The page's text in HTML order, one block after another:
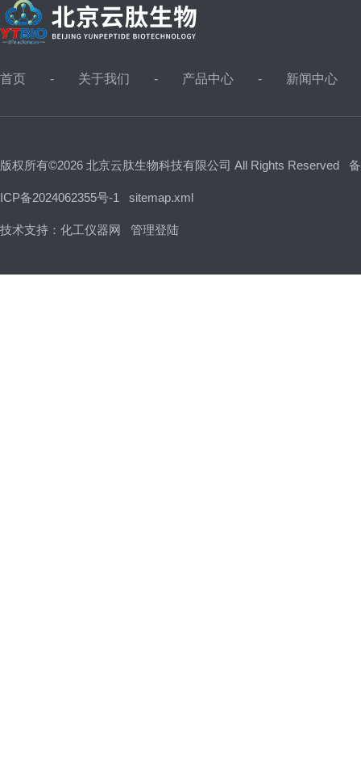
首页 关于我们 产品中心 新闻中心
版权所有©2026 北京云肽生物科技有限公司 All Rights Reserved
ICP备2024062355号-1 sitemap.xml
技术支持： 化工仪器网 管理登陆